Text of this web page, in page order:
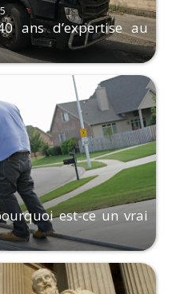
ans d’expertise au
est-ce un vrai